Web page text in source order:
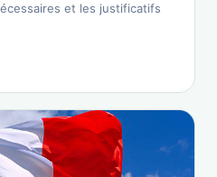
et les justificatifs